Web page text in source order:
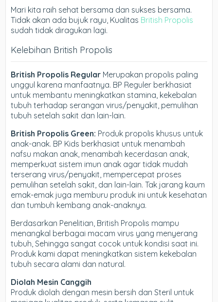
Mari kita raih sehat bersama dan sukses bersama.
Tidak akan ada bujuk rayu, Kualitas British Propolis
sudah tidak diragukan lagi.
Kelebihan British Propolis
British Propolis Regular Merupakan propolis paling
unggul karena manfaatnya. BP Reguler berkhasiat
untuk membantu meningkatkan stamina, kekebalan
tubuh terhadap serangan virus/penyakit, pemulihan
tubuh setelah sakit dan lain-lain.
British Propolis Green: Produk propolis khusus untuk
anak-anak. BP Kids berkhasiat untuk menambah
nafsu makan anak, menambah kecerdasan anak,
memperkuat sistem imun anak agar tidak mudah
terserang virus/penyakit, mempercepat proses
pemulihan setelah sakit, dan lain-lain. Tak jarang kaum
emak-emak juga memburu produk ini untuk kesehatan
dan tumbuh kembang anak-anaknya.
Berdasarkan Penelitian, British Propolis mampu
menangkal berbagai macam virus yang menyerang
tubuh, Sehingga sangat cocok untuk kondisi saat ini.
Produk kami dapat meningkatkan sistem kekebalan
tubuh secara alami dan natural.
Diolah Mesin Canggih
Produk diolah dengan mesin bersih dan Steril untuk